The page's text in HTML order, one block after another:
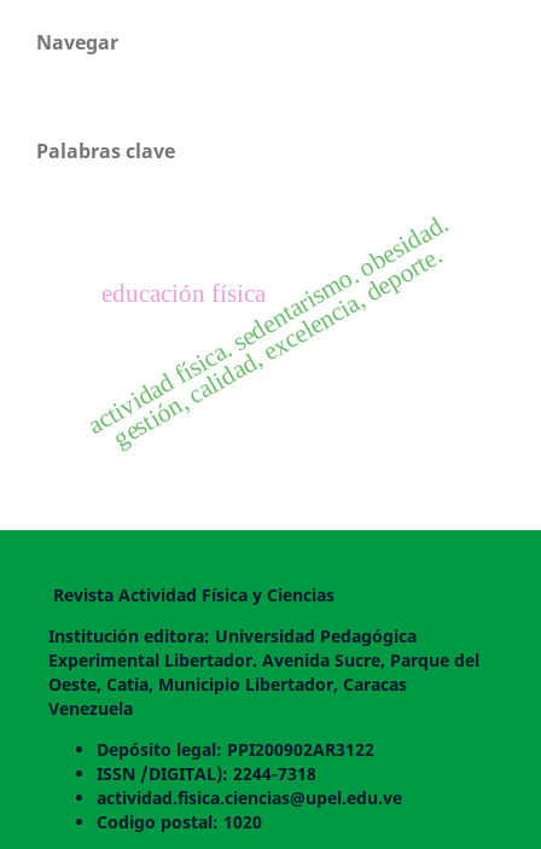
Navegar
Palabras clave
educación física
actividad física. sedentarismo. obesidad.
gestión, calidad, excelencia, deporte.
Revista Actividad Física y Ciencias
Institución editora: Universidad Pedagógica
Experimental Libertador. Avenida Sucre, Parque del
Oeste, Catia, Municipio Libertador, Caracas
Venezuela
Depósito legal: PPI200902AR3122
ISSN /DIGITAL): 2244-7318
actividad.fisica.ciencias@upel.edu.ve
Codigo postal: 1020